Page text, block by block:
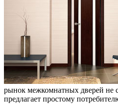
рынок межкомнатных дверей не
предлагает простому